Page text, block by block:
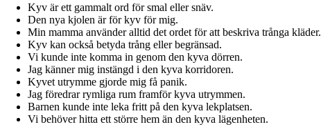
Kyv är ett gammalt ord för smal eller snäv.
Den nya kjolen är för kyv för mig.
Min mamma använder alltid det ordet för att beskriva trånga kläder.
Kyv kan också betyda trång eller begränsad.
Vi kunde inte komma in genom den kyva dörren.
Jag känner mig instängd i den kyva korridoren.
Kyvet utrymme gjorde mig få panik.
Jag föredrar rymliga rum framför kyva utrymmen.
Barnen kunde inte leka fritt på den kyva lekplatsen.
Vi behöver hitta ett större hem än den kyva lägenheten.